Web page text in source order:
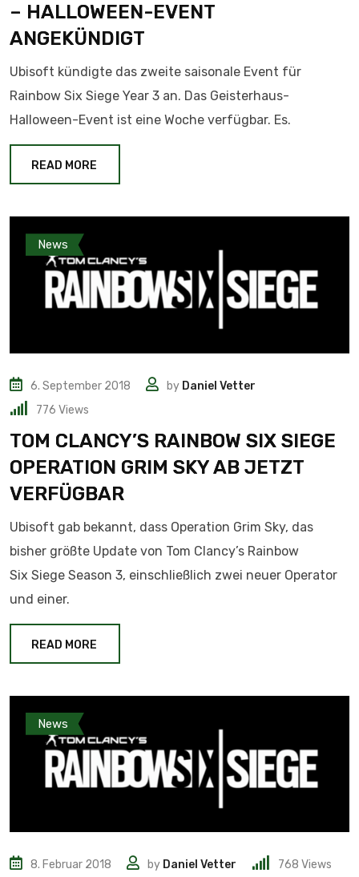
– HALLOWEEN-EVENT
ANGEKÜNDIGT
Ubisoft kündigte das zweite saisonale Event für
Rainbow Six Siege Year 3 an. Das Geisterhaus-
Halloween-Event ist eine Woche verfügbar. Es.
READ MORE
News
6. September 2018 by Daniel Vetter
776 Views
TOM CLANCY’S RAINBOW SIX SIEGE
OPERATION GRIM SKY AB JETZT
VERFÜGBAR
Ubisoft gab bekannt, dass Operation Grim Sky, das
bisher größte Update von Tom Clancy’s Rainbow
Six Siege Season 3, einschließlich zwei neuer Operator
und einer.
READ MORE
News
8. Februar 2018 by Daniel Vetter 768 Views